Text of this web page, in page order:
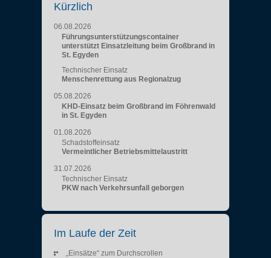
Kürzlich
06.08.2026
Führungsunterstützungscontainer
unterstützt Einsatzleitung beim Großbrand in
St. Egyden
Technischer Einsatz
Menschenrettung aus Regionalzug
05.08.2026
KHD-Einsatz beim Großbrand im Föhrenwald
in St. Egyden
01.08.2026
Schadstoffeinsatz
Vermeintlicher Betriebsmittelaustritt
31.07.2026
Technischer Einsatz
PKW nach Verkehrsunfall geborgen
Im Laufe der Zeit
„Einsätze“ zum Durchscrollen